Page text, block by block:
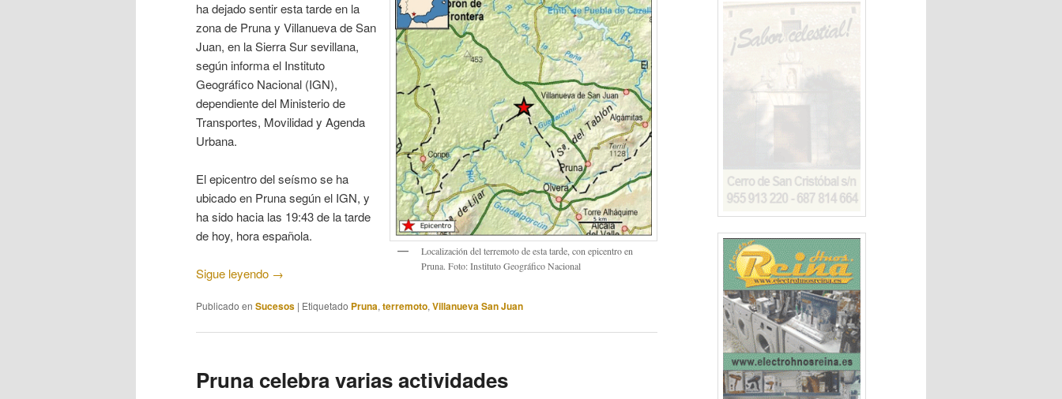
Localización del terremoto de esta tarde, con epicentro en
Pruna. Foto: Instituto Geográfico Nacional
ha dejado sentir esta tarde en la
zona de Pruna y Villanueva de San
Juan, en la Sierra Sur sevillana,
según informa el Instituto
Geográfico Nacional (IGN),
dependiente del Ministerio de
Transportes, Movilidad y Agenda
Urbana.
El epicentro del seísmo se ha
ubicado en Pruna según el IGN, y
ha sido hacia las 19:43 de la tarde
de hoy, hora española.
Sigue leyendo →
Publicado en Sucesos | Etiquetado Pruna, terremoto, Villanueva San Juan
Pruna celebra varias actividades